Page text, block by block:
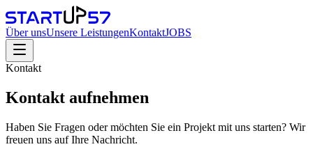
Über unsUnsere LeistungenKontaktJOBS
Kontakt
Kontakt aufnehmen
Haben Sie Fragen oder möchten Sie ein Projekt mit uns starten? Wir
freuen uns auf Ihre Nachricht.